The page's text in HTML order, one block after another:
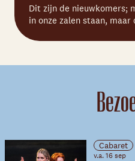
Dit zijn de nieuwkomers;
in onze zalen staan,
Cabaret
v.a. 16 sep